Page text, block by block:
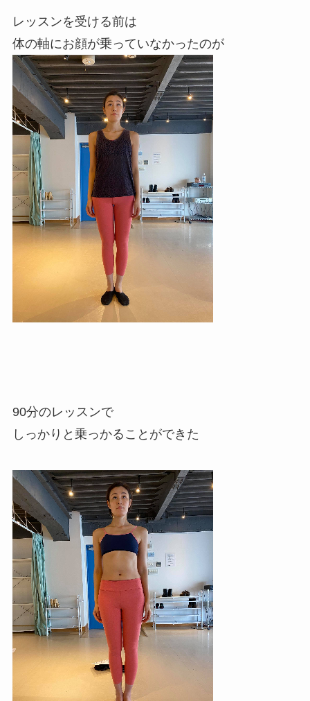
レッスンを受ける前は
体の軸にお顔が乗っていなかったのが
90分のレッスンで
しっかりと乗っかることができた